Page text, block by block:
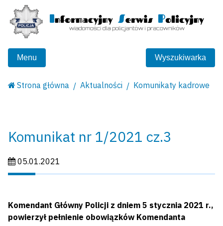
Menu Wyszukiwarka
Strona główna Aktualności Komunikaty kadrowe
Komunikat nr 1/2021 cz.3
Data publikacji:
05.01.2021
Komendant Główny Policji z dniem 5 stycznia 2021 r.,
powierzył pełnienie obowiązków Komendanta